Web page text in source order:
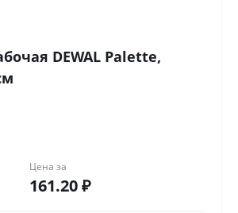
DEWAL Palette,
Цена за
161.20 ₽